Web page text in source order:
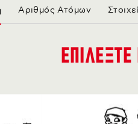
Αριθμός Ατόμων